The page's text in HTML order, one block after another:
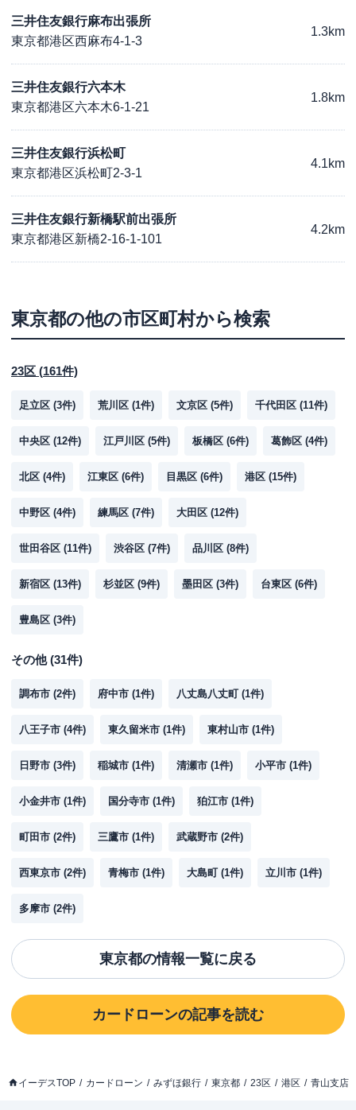
三井住友銀行麻布出張所
東京都港区西麻布4-1-3
1.3km
三井住友銀行六本木
東京都港区六本木6-1-21
1.8km
三井住友銀行浜松町
東京都港区浜松町2-3-1
4.1km
三井住友銀行新橋駅前出張所
東京都港区新橋2-16-1-101
4.2km
東京都の他の市区町村から検索
23区 (161件)
足立区 (3件) 荒川区 (1件) 文京区 (5件) 千代田区 (11件)
中央区 (12件) 江戸川区 (5件) 板橋区 (6件) 葛飾区 (4件)
北区 (4件) 江東区 (6件) 目黒区 (6件) 港区 (15件)
中野区 (4件) 練馬区 (7件) 大田区 (12件)
世田谷区 (11件) 渋谷区 (7件) 品川区 (8件)
新宿区 (13件) 杉並区 (9件) 墨田区 (3件) 台東区 (6件)
豊島区 (3件)
その他(31件)
調布市 (2件) 府中市 (1件) 八丈島八丈町 (1件)
八王子市 (4件) 東久留米市 (1件) 東村山市 (1件)
日野市 (3件) 稲城市 (1件) 清瀬市 (1件) 小平市 (1件)
小金井市 (1件) 国分寺市 (1件) 狛江市 (1件)
町田市 (2件) 三鷹市 (1件) 武蔵野市 (2件)
西東京市 (2件) 青梅市 (1件) 大島町 (1件) 立川市 (1件)
多摩市 (2件)
東京都の情報一覧に戻る
カードローンの記事を読む
イーデスTOP カードローン みずほ銀行 東京都 23区 港区 青山支店